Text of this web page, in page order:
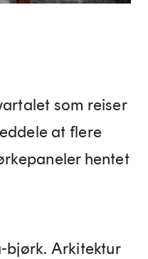
som reiser
at flere
hentet
bjørk. Arkitektur